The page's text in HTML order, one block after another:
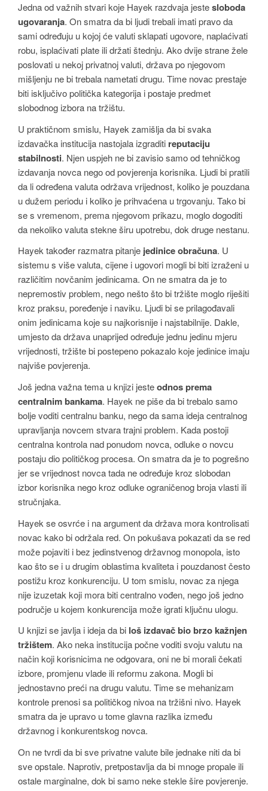
Jedna od važnih stvari koje Hayek razdvaja jestesloboda
ugovaranja. On smatra da bi ljudi trebali imati pravo da
sami određuju u kojoj će valuti sklapati ugovore, naplaćivati
robu, isplaćivati plate ili držati štednju. Ako dvije strane žele
poslovati u nekoj privatnoj valuti, država po njegovom
mišljenju ne bi trebala nametati drugu. Time novac prestaje
biti isključivo politička kategorija i postaje predmet
slobodnog izbora na tržištu.
U praktičnom smislu, Hayek zamišlja da bi svaka
izdavačka institucija nastojala izgraditi reputaciju
stabilnosti. Njen uspjeh ne bi zavisio samo od tehničkog
izdavanja novca nego od povjerenja korisnika. Ljudi bi pratili
da li određena valuta održava vrijednost, koliko je pouzdana
u dužem periodu i koliko je prihvaćena u trgovanju. Tako bi
se s vremenom, prema njegovom prikazu, moglo dogoditi
da nekoliko valuta stekne širu upotrebu, dok druge nestanu.
Hayek također razmatra pitanje jedinice obračuna. U
sistemu s više valuta, cijene i ugovori mogli bi biti izraženi u
različitim novčanim jedinicama. On ne smatra da je to
nepremostiv problem, nego nešto što bi tržište moglo riješiti
kroz praksu, poređenje i naviku. Ljudi bi se prilagođavali
onim jedinicama koje su najkorisnije i najstabilnije. Dakle,
umjesto da država unaprijed određuje jednu jedinu mjeru
vrijednosti, tržište bi postepeno pokazalo koje jedinice imaju
najviše povjerenja.
Još jedna važna tema u knjizi jesteodnos prema
centralnim bankama. Hayek ne piše da bi trebalo samo
bolje voditi centralnu banku, nego da sama ideja centralnog
upravljanja novcem stvara trajni problem. Kada postoji
centralna kontrola nad ponudom novca, odluke o novcu
postaju dio političkog procesa. On smatra da je to pogrešno
jer se vrijednost novca tada ne određuje kroz slobodan
izbor korisnika nego kroz odluke ograničenog broja vlasti ili
stručnjaka.
Hayek se osvrće i na argument da država mora kontrolisati
novac kako bi održala red. On pokušava pokazati da se red
može pojaviti i bez jedinstvenog državnog monopola, isto
kao što se i u drugim oblastima kvaliteta i pouzdanost često
postižu kroz konkurenciju. U tom smislu, novac za njega
nije izuzetak koji mora biti centralno vođen, nego još jedno
područje u kojem konkurencija može igrati ključnu ulogu.
U knjizi se javlja i ideja da bi loš izdavač bio brzo kažnjen
tržištem. Ako neka institucija počne voditi svoju valutu na
način koji korisnicima ne odgovara, oni ne bi morali čekati
izbore, promjenu vlade ili reformu zakona. Mogli bi
jednostavno preći na drugu valutu. Time se mehanizam
kontrole prenosi sa političkog nivoa na tržišni nivo. Hayek
smatra da je upravo u tome glavna razlika između
državnog i konkurentskog novca.
On ne tvrdi da bi sve privatne valute bile jednake niti da bi
sve opstale. Naprotiv, pretpostavlja da bi mnoge propale ili
ostale marginalne, dok bi samo neke stekle šire povjerenje.